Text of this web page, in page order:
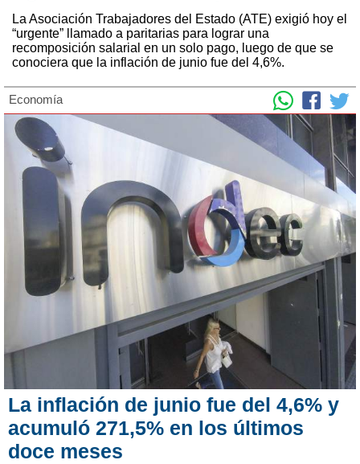
La Asociación Trabajadores del Estado (ATE) exigió hoy el
“urgente” llamado a paritarias para lograr una
recomposición salarial en un solo pago, luego de que se
conociera que la inflación de junio fue del 4,6%.
Economía
La inflación de junio fue del 4,6% y
acumuló 271,5% en los últimos
doce meses